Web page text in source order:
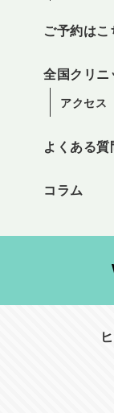
ご予約はこ
全国クリニ
アクセス
よくある質
コラム